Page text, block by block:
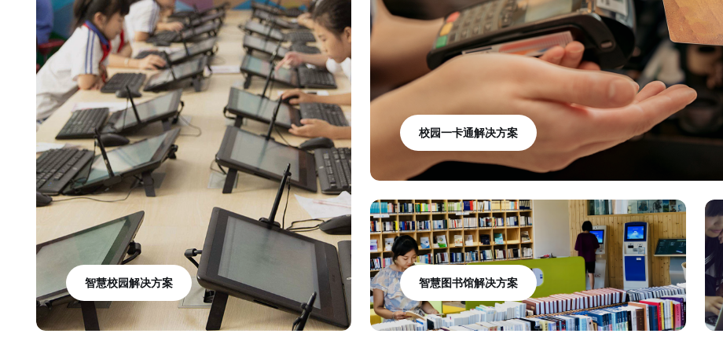
智慧校园解决方案
校园一卡通解决方案
智慧图书馆解决方案